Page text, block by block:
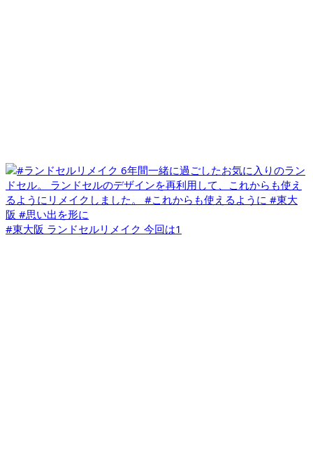
#東大阪 ランドセルリメイク 今回は1